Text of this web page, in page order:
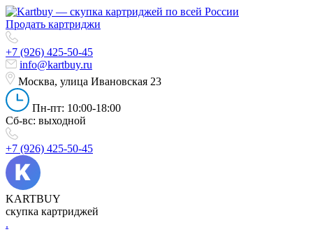
Продать картриджи
+7 (926) 425-50-45
info@kartbuy.ru
Москва, улица Ивановская 23
Пн-пт: 10:00-18:00
Сб-вс: выходной
+7 (926) 425-50-45
KARTBUY
скупка картриджей
.